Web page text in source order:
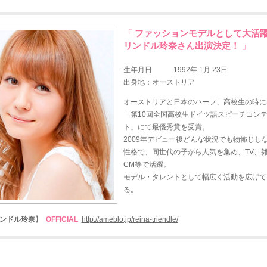
「 ファッションモデルとして大活
リンドル玲奈さん出演決定！ 」
生年月日 1992年 1月 23日
出身地：オーストリア
オーストリアと日本のハーフ、高校生の時
「第10回全国高校生ドイツ語スピーチコン
ト」にて最優秀賞を受賞。
2009年デビュー後どんな状況でも物怖じし
性格で、同世代の子から人気を集め、TV、雑
CM等で活躍。
モデル・タレントとして幅広く活動を広げ
る。
ドル玲奈】 OFFICIAL http://ameblo.jp/reina-triendle/